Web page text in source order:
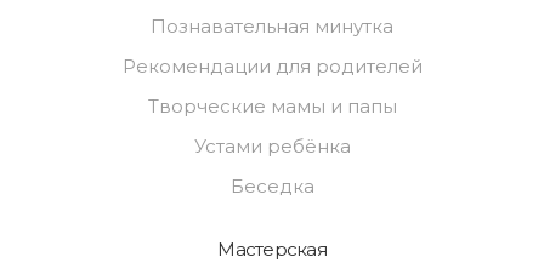
Познавательная минутка
Рекомендации для родителей
Творческие мамы и папы
Устами ребёнка
Беседка
Мастерская